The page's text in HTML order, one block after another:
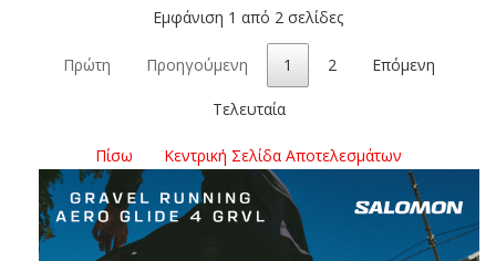
Εμφάνιση 1 από 2 σελίδες
Πρώτη Προηγούμενη 1 2 Επόμενη
Τελευταία
Πίσω Κεντρική Σελίδα Αποτελεσμάτων